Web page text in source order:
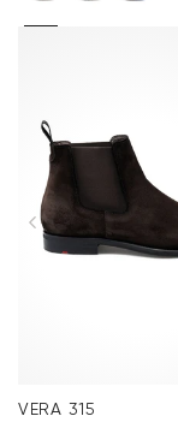
VERA 315